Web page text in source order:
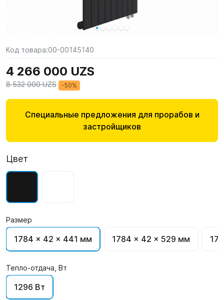
Код товара:00-00145140
4 266 000 UZS
8 532 000 UZS -50%
Специальные предложения для прорабов и
застройщиков
Цвет
Размер
1784 x 42 x 441 мм 1784 x 42 x 529 мм
Тепло-отдача, Вт
1296 Вт